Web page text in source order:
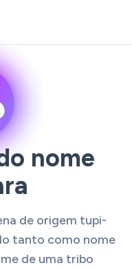
nome
de origem tupi-
tanto como nome
de uma tribo